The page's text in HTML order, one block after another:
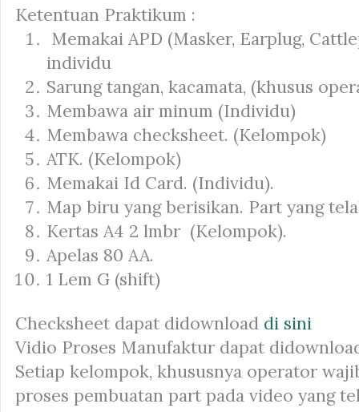
Ketentuan Praktikum :
Memakai APD (Masker, Earplug,
individu
Sarung tangan, kacamata, (khusus
Membawa air minum (Individu)
Membawa checksheet. (Kelompok)
ATK. (Kelompok)
Memakai Id Card. (Individu).
Map biru yang berisikan. Part yang
Kertas A4 2 lmbr (Kelompok).
Apelas 80 AA.
1 Lem G (shift)
Checksheet dapat didownload di sini
Vidio Proses Manufaktur dapat
Setiap kelompok, khususnya operator
proses pembuatan part pada video yang